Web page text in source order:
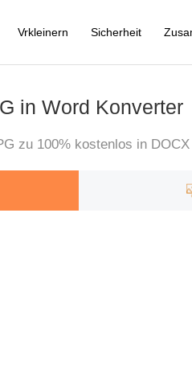
Vrkleinern Sicherheit
in Word Konverter
zu 100% kostenlos in